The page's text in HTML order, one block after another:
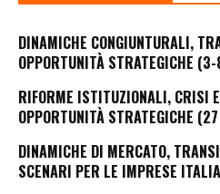
DINAMICHE CONGIUNTURALI,
OPPORTUNITÀ STRATEGICHE
RIFORME ISTITUZIONALI, CRISI
OPPORTUNITÀ STRATEGICHE
DINAMICHE DI MERCATO,
SCENARI PER LE IMPRESE